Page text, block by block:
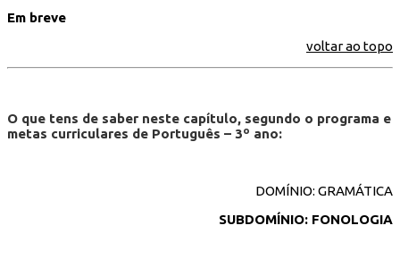
Em breve
voltar ao topo
O que tens de saber neste capítulo, segundo o programa e
metas curriculares de Português – 3º ano:
DOMÍNIO: GRAMÁTICA
SUBDOMÍNIO: FONOLOGIA